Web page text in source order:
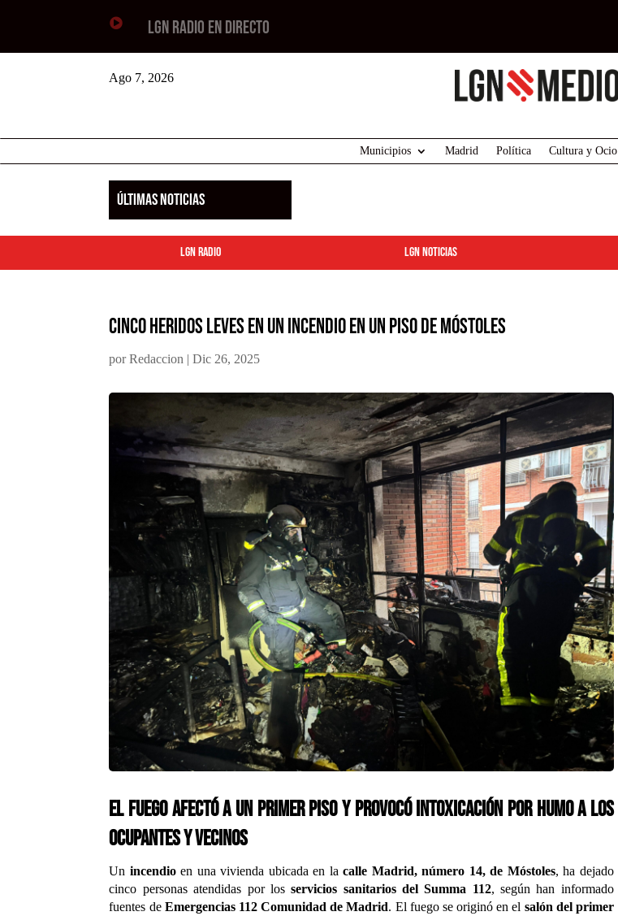
 LGN RADIO EN DIRECTO
Ago 7, 2026
Municipios Madrid Política Cultura y Ocio
ÚLTIMAS NOTICIAS
LGN Radio LGN Noticias
Cinco heridos leves en un incendio en un piso de Móstoles
porRedaccion |Dic 26, 2025
El fuego afectó a un primer piso y provocó intoxicación por humo a los
ocupantes y vecinos
Un incendioen una vivienda ubicada en lacalle Madrid, número 14, de Móstoles, ha dejado
cinco personas atendidas por losservicios sanitarios del Summa 112, según han informado
fuentes de Emergencias 112 Comunidad de Madrid. El fuego se originó en el salón del primer